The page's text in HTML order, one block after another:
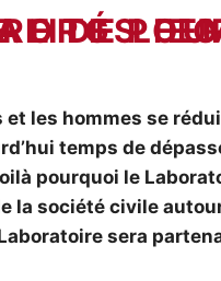
POUR LA GRANDE CAUSE
les hommes se
temps de
pourquoi le
la société civile
sera